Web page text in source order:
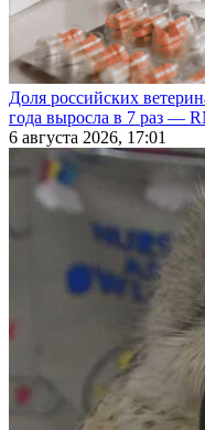
Доля российских
года выросла в 7 раз —
6 августа 2026, 17:01